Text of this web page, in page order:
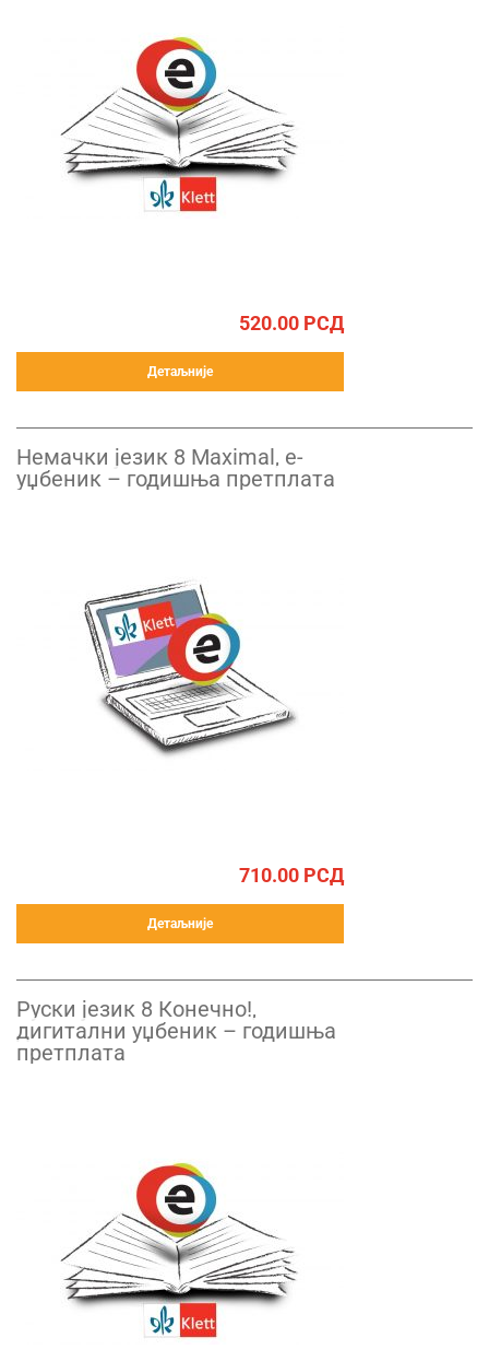
520.00 РСД
Детаљније
Немачки језик 8 Maximal, е-
уџбеник – годишња претплата
710.00 РСД
Детаљније
Руски језик 8 Конечно!,
дигитални уџбеник – годишња
претплата